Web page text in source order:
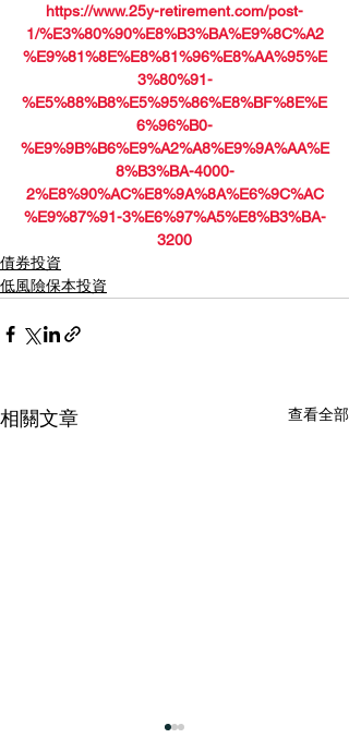
https://www.25y-retirement.com/post-
1/%E3%80%90%E8%B3%BA%E9%8C%A2
%E9%81%8E%E8%81%96%E8%AA%95%E
3%80%91-
%E5%88%B8%E5%95%86%E8%BF%8E%E
6%96%B0-
%E9%9B%B6%E9%A2%A8%E9%9A%AA%E
8%B3%BA-4000-
2%E8%90%AC%E8%9A%8A%E6%9C%AC
%E9%87%91-3%E6%97%A5%E8%B3%BA-
3200
債券投資
低風險保本投資
相關文章 查看全部